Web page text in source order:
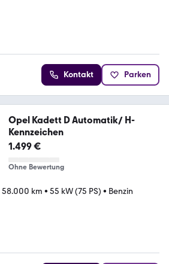
Kontakt Parken
Opel Kadett D Automatik/ H-
Kennzeichen
1.499 €
Ohne Bewertung
58.000 km • 55 kW (75 PS) • Benzin